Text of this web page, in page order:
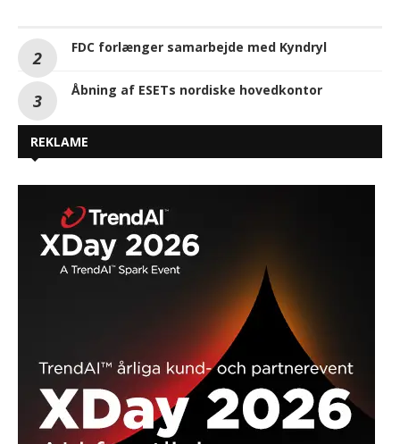
FDC forlænger samarbejde med Kyndryl
Åbning af ESETs nordiske hovedkontor
REKLAME